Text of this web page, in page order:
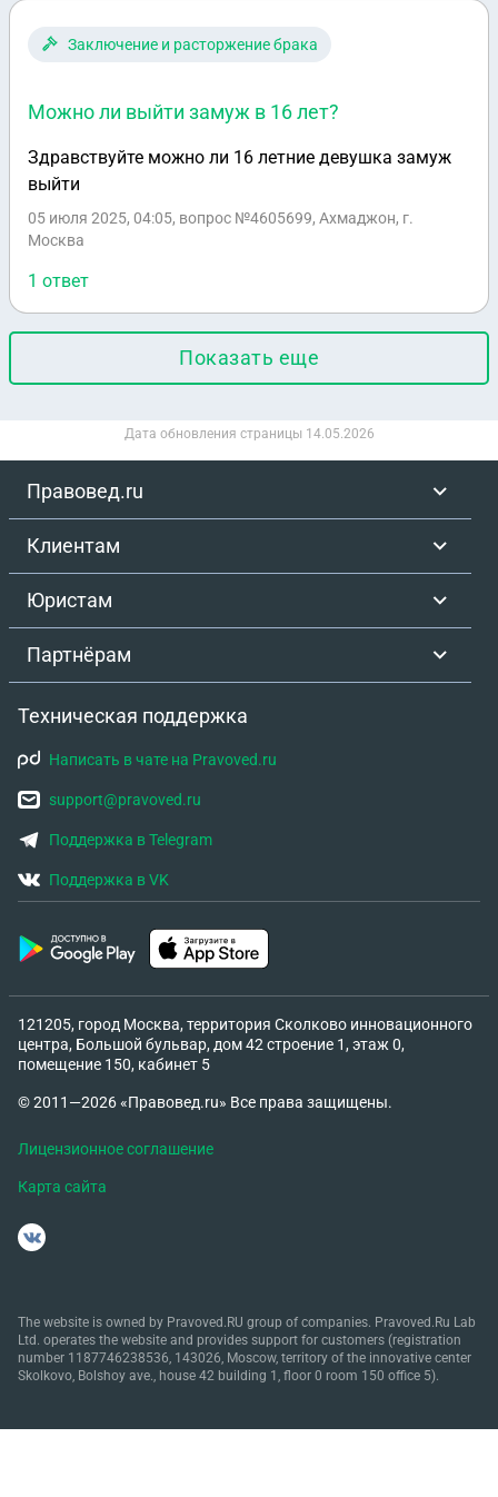
финансы все отлично - может ли мать забрать дочь
забрать?родительских прав не лишена-
Заключение и расторжение брака
Можно ли выйти замуж в 16 лет?
Здравствуйте можно ли 16 летние девушка замуж
выйти
05 июля 2025, 04:05, вопрос №4605699, Ахмаджон, г.
Москва
1 ответ
Показать еще
Дата обновления страницы 14.05.2026
Правовед.ru
Клиентам
Юристам
Партнёрам
Техническая поддержка
Написать в чате на Pravoved.ru
support@pravoved.ru
Поддержка в Telegram
Поддержка в VK
121205, город Москва, территория Сколково инновационного
центра, Большой бульвар, дом 42 строение 1, этаж 0,
помещение 150, кабинет 5
© 2011—2026 «Правовед.ru» Все права защищены.
Лицензионное соглашение
Карта сайта
The website is owned by Pravoved.RU group of companies. Pravoved.Ru Lab
Ltd. operates the website and provides support for customers (registration
number 1187746238536, 143026, Moscow, territory of the innovative center
Skolkovo, Bolshoy ave., house 42 building 1, floor 0 room 150 office 5).